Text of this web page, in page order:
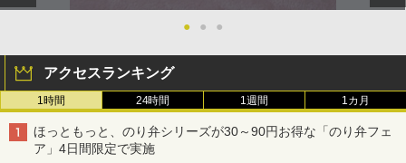
● ● ●
アクセスランキング
1時間 24時間 1週間 1カ月
ほっともっと、のり弁シリーズが30～90円お得な「のり弁フェ
ア」4日間限定で実施